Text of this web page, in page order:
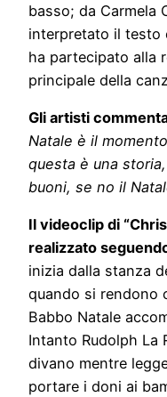
basso; da Carmela
interpretato il testo
ha partecipato alla
principale della
Gli artisti
Natale è il
questa è una
buoni, se no il
Il videoclip di
realizzato
inizia dalla stanza
quando si rendono
Babbo Natale
Intanto Rudolph La
divano mentre
portare i doni ai